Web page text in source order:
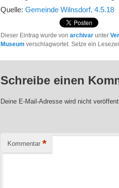
Quelle:Gemeinde Wilnsdorf, 4.5.18
Dieser Eintrag wurde vonarchivar unter
Museum verschlagwortet. Setze ein
Schreibe einen
Deine E-Mail-Adresse wird nicht
Kommentar *